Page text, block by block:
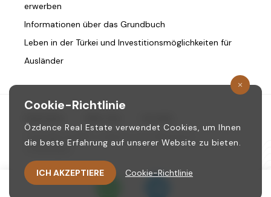
erwerben
Informationen über das Grundbuch
Leben in der Türkei und Investitionsmöglichkeiten für
Ausländer
vorbehalten.
Cookie-Richtlinie
Özdence Real Estate verwendet Cookies, um Ihnen
die beste Erfahrung auf unserer Website zu bieten.
ICH AKZEPTIERE Cookie-Richtlinie